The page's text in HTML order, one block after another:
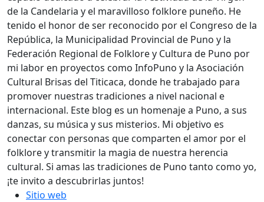
de la Candelaria y el maravilloso folklore puneño. He
tenido el honor de ser reconocido por el Congreso de la
República, la Municipalidad Provincial de Puno y la
Federación Regional de Folklore y Cultura de Puno por
mi labor en proyectos como InfoPuno y la Asociación
Cultural Brisas del Titicaca, donde he trabajado para
promover nuestras tradiciones a nivel nacional e
internacional. Este blog es un homenaje a Puno, a sus
danzas, su música y sus misterios. Mi objetivo es
conectar con personas que comparten el amor por el
folklore y transmitir la magia de nuestra herencia
cultural. Si amas las tradiciones de Puno tanto como yo,
¡te invito a descubrirlas juntos!
Sitio web